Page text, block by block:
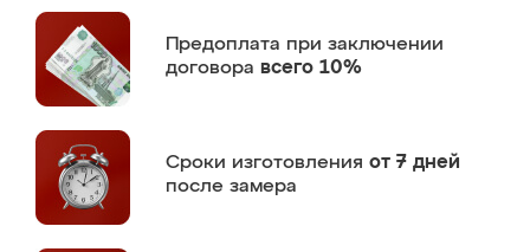
Предоплата при заключении
договора всего 10%
Сроки изготовления от 7 дней
после замера